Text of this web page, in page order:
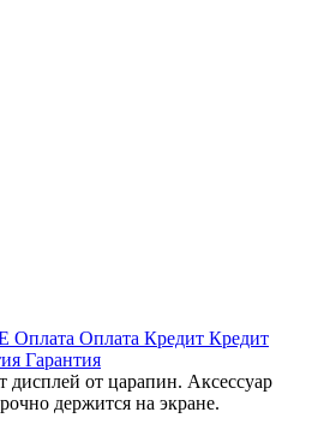
Оплата Оплата Кредит Кредит
Гарантия
дисплей от царапин. Аксессуар
держится на экране.